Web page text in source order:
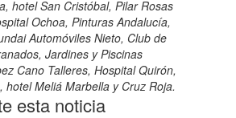
hotel San Cristóbal, Pilar Rosas
Ochoa, Pinturas Andalucía,
Automóviles Nieto, Club de
Jardines y Piscinas
Cano Talleres, Hospital Quirón,
hotel Meliá Marbella y Cruz Roja.
esta noticia